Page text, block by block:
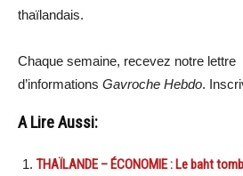
thaïlandais.
Chaque semaine, recevez notre lettre
d’informations Gavroche Hebdo.
A Lire Aussi:
THAÏLANDE – ÉCONOMIE : Le baht